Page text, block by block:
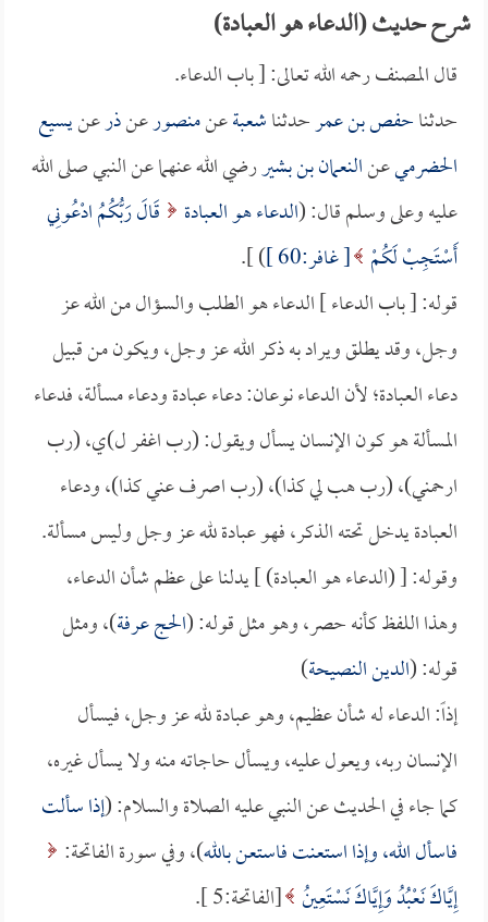
شرح حديث (الدعاء هو العبادة)
قال المصنف رحمه الله تعالى: [ باب الدعاء.
حدثناحفص بن عمرحدثناشعبةعنمنصورعنذرعنيسيع
الحضرميعنالنعمان بن بشيررضي الله عنهما عن النبي صلى الله
عليه وعلى وسلم قال: (الدعاء هو العبادة
قَالَ رَبُّكُمُ ادْعُونِي
أَسْتَجِبْ لَكُمْ [ غافر:60 ]
) ].
قوله: [ باب الدعاء ] الدعاء هو الطلب والسؤال من الله عز
وجل، وقد يطلق ويراد به ذكر الله عز وجل، ويكون من قبيل
دعاء العبادة؛ لأن الدعاء نوعان: دعاء عبادة ودعاء مسألة، فدعاء
المسألة هو كون الإنسان يسأل ويقول: (رب اغفر ل)ي، (رب
ارحمني)، (رب هب لي كذا)، (رب اصرف عني كذا)، ودعاء
العبادة يدخل تحته الذكر، فهو عبادة لله عز وجل وليس مسألة.
وقوله: [ (الدعاء هو العبادة) ] يدلنا على عظم شأن الدعاء،
وهذا اللفظ كأنه حصر، وهو مثل قوله: (الحج عرفة)، ومثل
قوله: (الدين النصيحة)
إذاً: الدعاء له شأن عظيم، وهو عبادة لله عز وجل، فيسأل
الإنسان ربه، ويعول عليه، ويسأل حاجاته منه ولا يسأل غيره،
كما جاء في الحديث عن النبي عليه الصلاة والسلام: (إذا سألت
فاسأل الله، وإذا استعنت فاستعن بالله)، وفي سورة الفاتحة:
إِيَّاكَ نَعْبُدُ وَإِيَّاكَ نَسْتَعِينُ [الفاتحة:5 ].